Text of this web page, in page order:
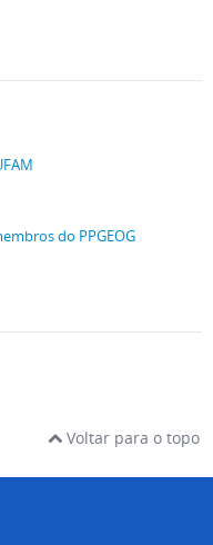
do PPGEOG
Voltar para o topo